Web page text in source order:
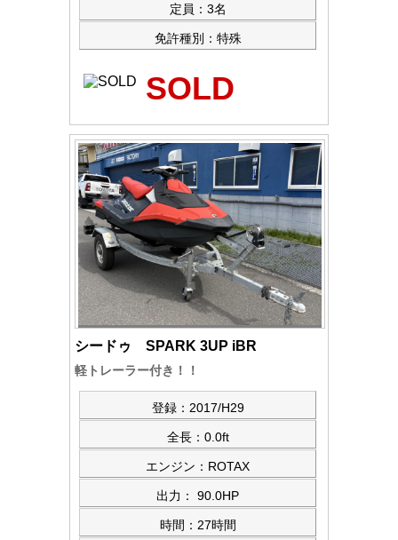
定員：3名
免許種別：特殊
SOLD
シードゥ SPARK 3UP iBR
軽トレーラー付き！！
登録：2017/H29
全長：0.0ft
エンジン：ROTAX
出力： 90.0HP
時間：27時間